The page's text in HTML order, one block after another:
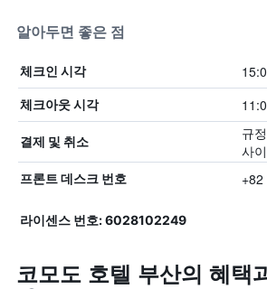
알아두면 좋은 점
체크인 시각
체크아웃 시각
결제 및 취소
규
사
프론트 데스크 번호
라이센스 번호: 6028102249
코모도 호텔 부산의 혜택​